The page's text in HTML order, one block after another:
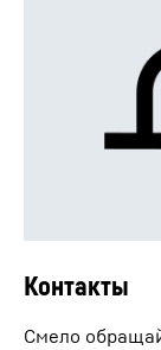
Контакты
Смело